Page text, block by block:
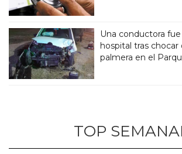
Una conductora fue
hospital tras chocar
palmera en el
TOP